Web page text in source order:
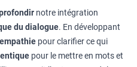
notre intégration
du dialogue. En développant
pour clarifier ce qui
pour le mettre en mots et